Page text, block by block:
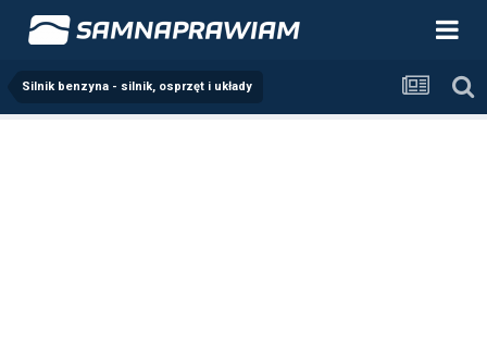
Silnik benzyna - silnik, osprzęt i układy